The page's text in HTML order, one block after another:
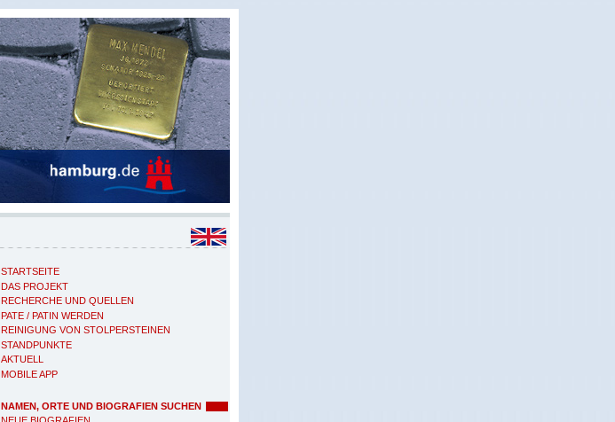
STARTSEITE
DAS PROJEKT
RECHERCHE UND QUELLEN
PATE / PATIN WERDEN
REINIGUNG VON STOLPERSTEINEN
STANDPUNKTE
AKTUELL
MOBILE APP
NAMEN, ORTE UND BIOGRAFIEN SUCHEN